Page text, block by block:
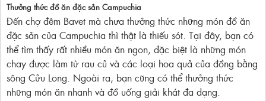
Thưởng thức đồ ăn đặc sản Campuchia
Đến chợ đêm Bavet mà chưa thưởng thức những món đồ ăn
đặc sản của Campuchia thì thật là thiếu sót. Tại đây, bạn có
thể tìm thấy rất nhiều món ăn ngon, đặc biệt là những món
chay được làm từ rau củ và các loại hoa quả của đồng bằng
sông Cửu Long. Ngoài ra, bạn cũng có thể thưởng thức
những món ăn nhanh và đồ uống giải khát đa dạng.